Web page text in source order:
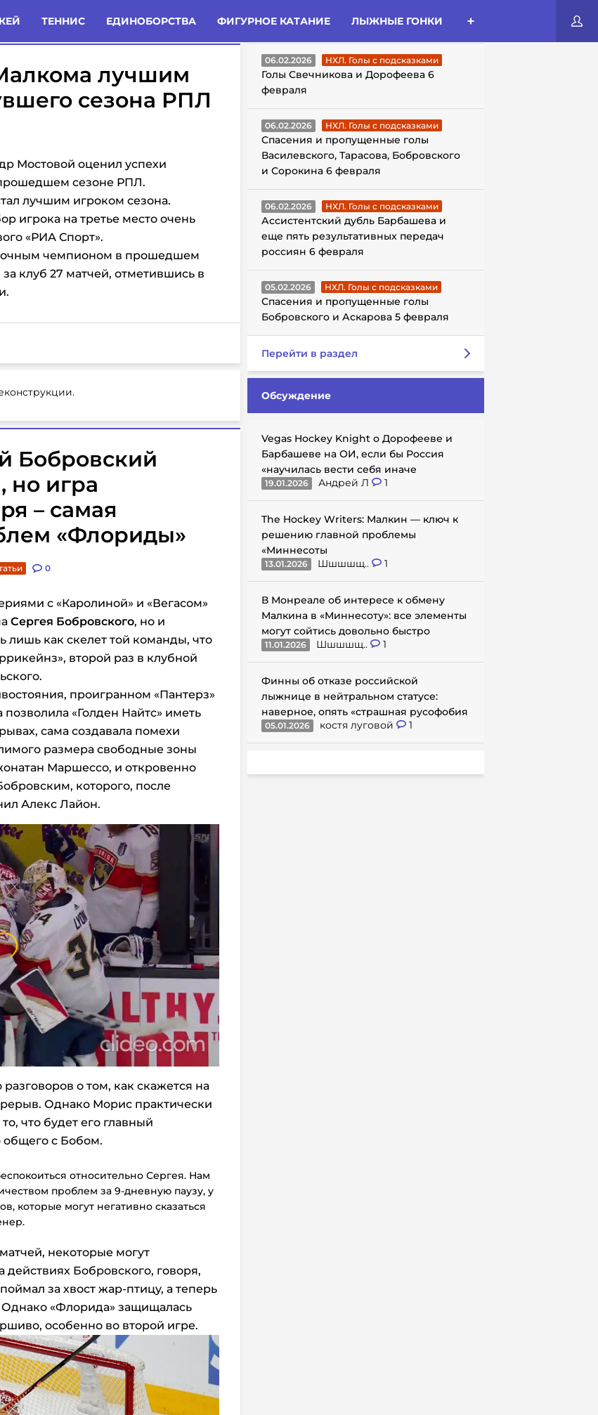
ТЕННИС ЕДИНОБОРСТВА ФИГУРНОЕ КАТАНИЕ ЛЫЖНЫЕ ГОНКИ
Комменты Новости
лучшим
сезона РПЛ
Мостовой оценил успехи
сезоне РПЛ.
лучшим игроком сезона.
игрока на третье место очень
«РИА Спорт».
чемпионом в прошедшем
клуб 27 матчей, отметившись в
Бобровский
но игра
– самая
«Флориды»
0
с «Каролиной» и «Вегасом»
Сергея Бобровского, но и
лишь как скелет той команды, что
второй раз в клубной
проигранном «Пантерз»
«Голден Найтс» иметь
сама создавала помехи
размера свободные зоны
Маршессо, и откровенно
которого, после
Алекс Лайон.
о том, как скажется на
Однако Морис практически
что будет его главный
общего с Бобом.
относительно Сергея. Нам
проблем за 9-дневную паузу, у
которые могут негативно сказаться
некоторые могут
Бобровского, говоря,
за хвост жар-птицу, а теперь
«Флорида» защищалась
особенно во второй игре.
ГОЛЫ С ПОДСКАЗКАМИ
06.02.2026 НХЛ. Голы с подсказками
Голы Свечникова и Дорофеева 6
февраля
06.02.2026 НХЛ. Голы с подсказками
Спасения и пропущенные голы
Василевского, Тарасова, Бобровского
и Сорокина 6 февраля
06.02.2026 НХЛ. Голы с подсказками
Ассистентский дубль Барбашева и
еще пять результативных передач
россиян 6 февраля
05.02.2026 НХЛ. Голы с подсказками
Спасения и пропущенные голы
Бобровского и Аскарова 5 февраля
Перейти в раздел
Обсуждение
Vegas Hockey Knight о Дорофееве и
Барбашеве на ОИ, если бы Россия
«научилась вести себя иначе
19.01.2026 Андрей Л 1
The Hockey Writers: Малкин — ключ к
решению главной проблемы
«Миннесоты
13.01.2026 Шшшшщ.. 1
В Монреале об интересе к обмену
Малкина в «Миннесоту»: все элементы
могут сойтись довольно быстро
11.01.2026 Шшшшщ.. 1
Финны об отказе российской
лыжнице в нейтральном статусе:
наверное, опять «страшная русофобия
05.01.2026 костя луговой 1